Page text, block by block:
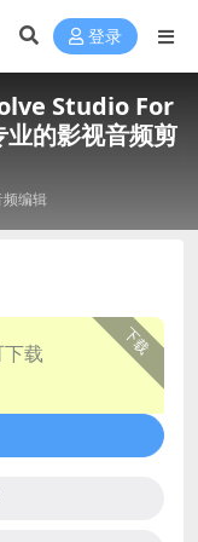
登录
Studio For
的影视音频剪
频编辑
下载
载